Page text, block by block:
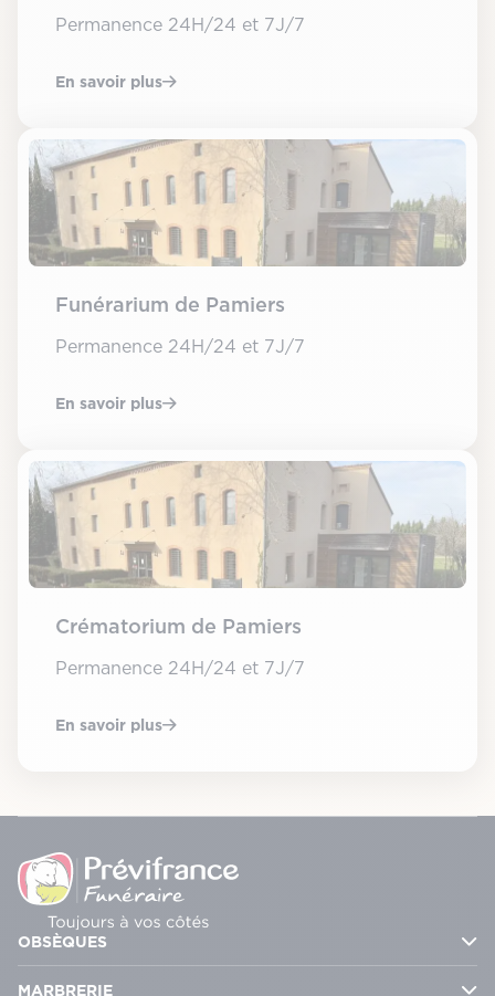
Permanence 24H/24 et 7J/7
En savoir plus
Funérarium de Pamiers
Permanence 24H/24 et 7J/7
En savoir plus
Crématorium de Pamiers
Permanence 24H/24 et 7J/7
En savoir plus
OBSÈQUES
Urgence décès 24H/24 – 7J/7
MARBRERIE